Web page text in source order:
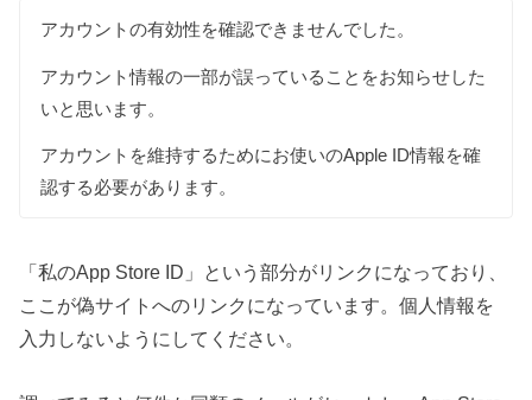
アカウントの有効性を確認できませんでした。
アカウント情報の一部が誤っていることをお知らせした
いと思います。
アカウントを維持するためにお使いのApple ID情報を確
認する必要があります。
「私のApp Store ID」という部分がリンクになっており、
ここが偽サイトへのリンクになっています。個人情報を
入力しないようにしてください。